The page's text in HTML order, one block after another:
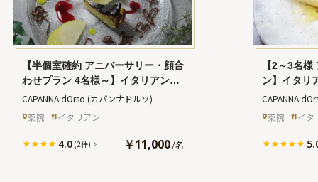
【半個室確約 アニバーサリー・顔合
わせプラン 4名様～】イタリアンデ
ィナー全6品＋グラスワイン5杯＋メ
家イタリアンで贅沢なお祝いを
CAPANNA dOrso (カパンナドルソ)
薬院
イタリアン
4.0 (2件) ￥11,000/名
【2～3名
ン】イタリ
杯ドリンク
イタリアン
CAPANNA
薬院
イタ